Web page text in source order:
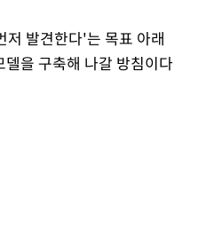
저 발견한다'는 목표 아래
을 구축해 나갈 방침이다